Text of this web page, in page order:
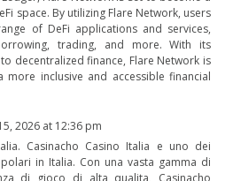
space. By utilizing Flare Network, users
of DeFi applications and services,
trading, and more. With its
decentralized finance, Flare Network is
inclusive and accessible financial
2026 at 12:36 pm
Casinacho Casino Italia e uno dei
in Italia. Con una vasta gamma di
di gioco di alta qualita, Casinacho